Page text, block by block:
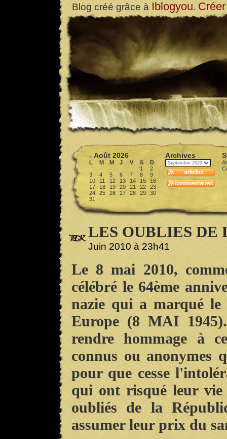
Blog créé grâce à Iblogyou.
« Août 2026
L M M J V S
D
1
2
3
4 5 6 7 8
9
10
11 12 13 14 15
16
17
18 19 20 21 22
23
24
25 26 27 28 29
30
31
Archives
LES OUBLIES DE
Juin 2010 à 23h41
Le 8 mai 2010,
célébré le 64ème
nazie qui a marqué
Europe (8 MAI
rendre hommage à
connus ou anonymes
pour que cesse
qui ont risqué leur
oubliés de la
assumer leur prix du